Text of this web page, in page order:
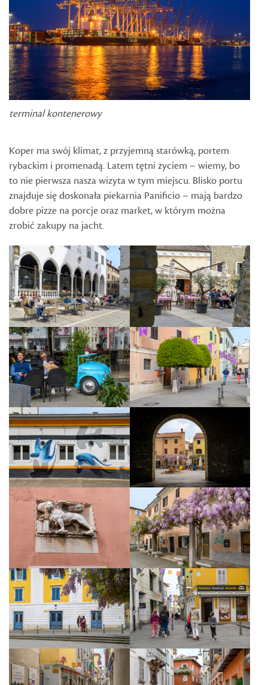
terminal kontenerowy
Koper ma swój klimat, z przyjemną starówką, portem
rybackim i promenadą. Latem tętni życiem – wiemy, bo
to nie pierwsza nasza wizyta w tym miejscu. Blisko portu
znajduje się doskonała piekarnia Panificio – mają bardzo
dobre pizze na porcje oraz market, w którym można
zrobić zakupy na jacht.